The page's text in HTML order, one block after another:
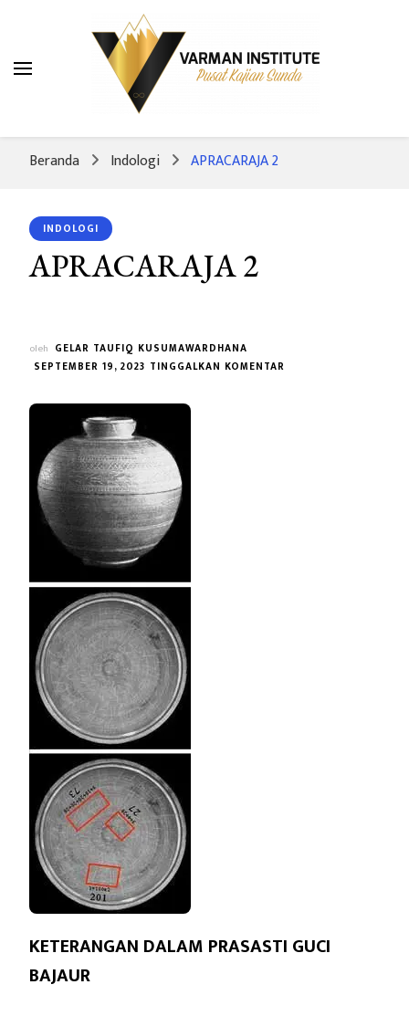
Varman Institute
Pusat Kajian Sunda
Beranda Indologi APRACARAJA 2
INDOLOGI
APRACARAJA 2
oleh GELAR TAUFIQ KUSUMAWARDHANA
SEPTEMBER 19, 2023 TINGGALKAN KOMENTAR
KETERANGAN DALAM PRASASTI GUCI
BAJAUR